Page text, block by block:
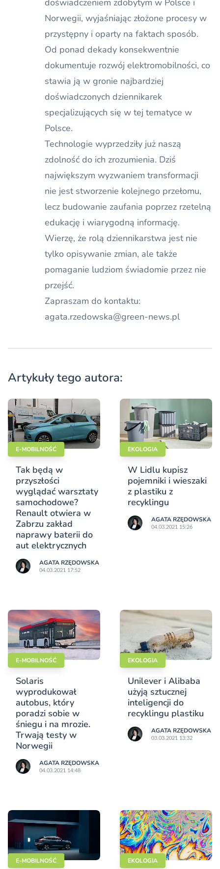
doświadczeniem zdobytym w Polsce i
Norwegii, wyjaśniając złożone procesy w
przystępny i oparty na faktach sposób.
Od ponad dekady konsekwentnie
dokumentuje rozwój elektromobilności, co
stawia ją w gronie najbardziej
doświadczonych dziennikarek
specjalizujących się w tej tematyce w
Polsce.
Technologie wyprzedziły już naszą
zdolność do ich zrozumienia. Dziś
największym wyzwaniem transformacji
nie jest stworzenie kolejnego przełomu,
lecz budowanie zaufania poprzez rzetelną
edukację i wiarygodną informację.
Wierzę, że rolą dziennikarstwa jest nie
tylko opisywanie zmian, ale także
pomaganie ludziom świadomie przez nie
przejść.
Zapraszam do kontaktu:
agata.rzedowska@green-news.pl
Artykuły tego autora:
E-MOBILNOŚĆ
Tak będą w
przyszłości
wyglądać warsztaty
samochodowe?
Renault otwiera w
Zabrzu zakład
naprawy baterii do
aut elektrycznych
AGATA RZĘDOWSKA
04.03.2021 17:52
EKOLOGIA
W Lidlu kupisz
pojemniki i wieszaki
z plastiku z
recyklingu
AGATA RZĘDOWSKA
04.03.2021 15:26
E-MOBILNOŚĆ
Solaris
wyprodukował
autobus, który
poradzi sobie w
śniegu i na mrozie.
Trwają testy w
Norwegii
AGATA RZĘDOWSKA
04.03.2021 14:48
EKOLOGIA
Unilever i Alibaba
użyją sztucznej
inteligencji do
recyklingu plastiku
AGATA RZĘDOWSKA
03.03.2021 13:32
E-MOBILNOŚĆ EKOLOGIA